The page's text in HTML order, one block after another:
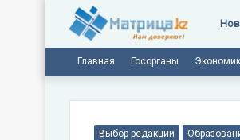
Главная Госорганы
Выбор редакции